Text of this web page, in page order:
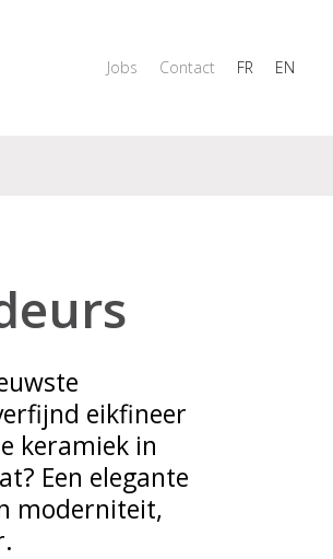
Jobs Contact FR EN
eikfineer
keramiek in
Een elegante
moderniteit,